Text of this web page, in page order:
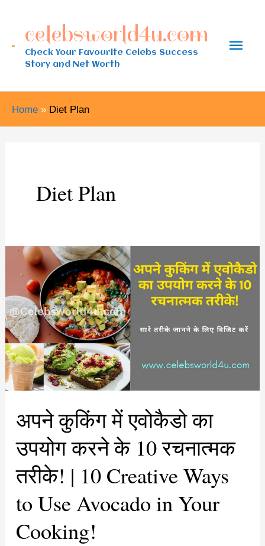
contentcelebsworld4u.com
Check Your Favourite Celebs Success
Story and Net Worth
Main
Home Diet Plan
Diet Plan
अपने कुकिंग में एवोकैडो का
उपयोग करने के 10 रचनात्मक
तरीके! | 10 Creative Ways
to Use Avocado in Your
Cooking!